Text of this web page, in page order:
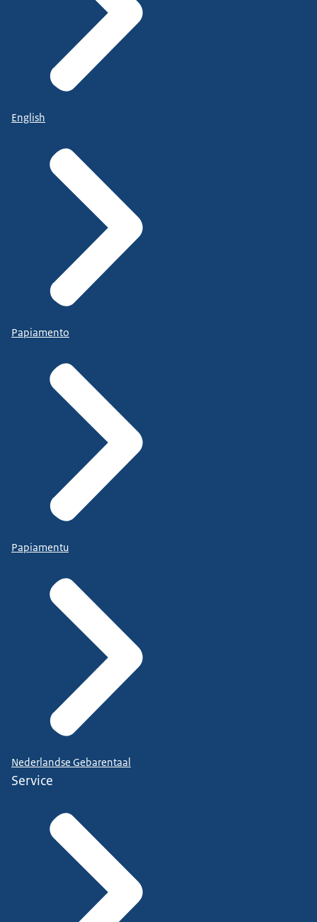
English
Papiamento
Papiamentu
Nederlandse Gebarentaal
Service